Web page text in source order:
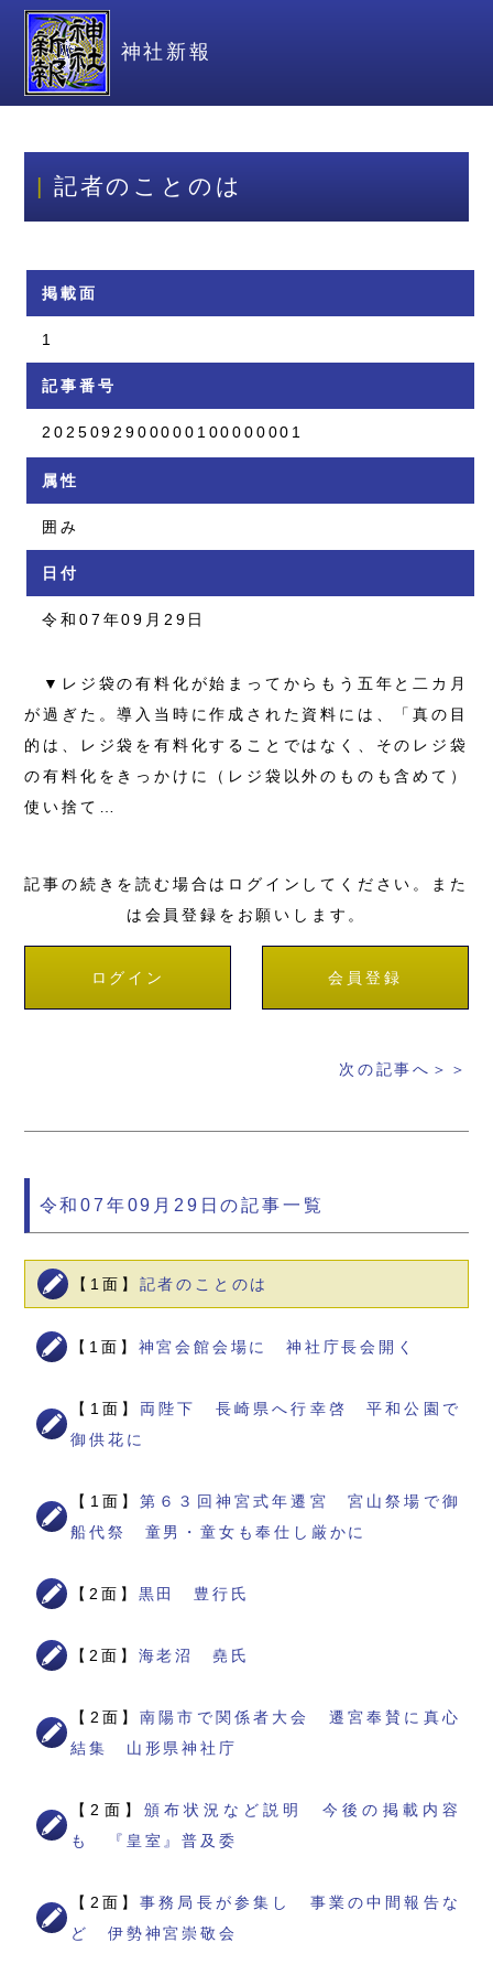
神社新報
記者のことのは
掲載面
1
記事番号
2025092900000100000001
属性
囲み
日付
令和07年09月29日
▼レジ袋の有料化が始まってからもう五年と二カ月
が過ぎた。導入当時に作成された資料には、「真の目
的は、レジ袋を有料化することではなく、そのレジ袋
の有料化をきっかけに（レジ袋以外のものも含めて）
使い捨て…
記事の続きを読む場合はログインしてください。また
は会員登録をお願いします。
ログイン 会員登録
次の記事へ＞＞
令和07年09月29日の記事一覧
【1面】 記者のことのは
【1面】 神宮会館会場に 神社庁長会開く
【1面】 両陛下 長崎県へ行幸啓 平和公園で
御供花に
【1面】第６３回神宮式年遷宮 宮山祭場で御
船代祭 童男・童女も奉仕し厳かに
【2面】 黒田 豊行氏
【2面】 海老沼 堯氏
【2面】南陽市で関係者大会 遷宮奉賛に真心
結集 山形県神社庁
【2面】 頒布状況など説明 今後の掲載内容
も 『皇室』普及委
【2面】事務局長が参集し 事業の中間報告な
ど 伊勢神宮崇敬会